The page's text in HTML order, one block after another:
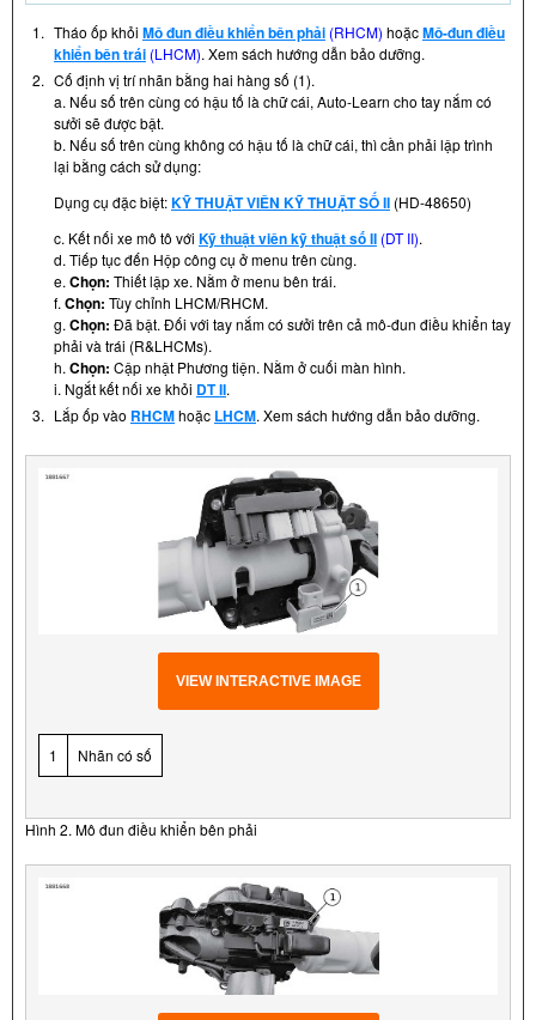
1. Tháo ốp khỏi Mô đun điều khiển bên phải (RHCM) hoặcMô-đun điều
khiển bên trái (LHCM). Xem sách hướng dẫn bảo dưỡng.
2. Cố định vị trí nhãn bằng hai hàng số (1).
a. Nếu số trên cùng có hậu tố là chữ cái, Auto-Learn cho tay nắm có
sưởi sẽ được bật.
b. Nếu số trên cùng không có hậu tố là chữ cái, thì cần phải lập trình
lại bằng cách sử dụng:
Dụng cụ đặc biệt:KỸ THUẬT VIÊN KỸ THUẬT SỐ II (HD-48650)
c. Kết nối xe mô tô với Kỹ thuật viên kỹ thuật số II (DT II).
d. Tiếp tục đến Hộp công cụ ở menu trên cùng.
e. Chọn: Thiết lập xe. Nằm ở menu bên trái.
f. Chọn: Tùy chỉnh LHCM/RHCM.
g. Chọn: Đã bật. Đối với tay nắm có sưởi trên cả mô-đun điều khiển tay
phải và trái (R&LHCMs).
h. Chọn: Cập nhật Phương tiện. Nằm ở cuối màn hình.
i. Ngắt kết nối xe khỏi DT II.
3. Lắp ốp vào RHCMhoặc LHCM. Xem sách hướng dẫn bảo dưỡng.
VIEW INTERACTIVE IMAGE
1 Nhãn có số
Hình 2. Mô đun điều khiển bên phải